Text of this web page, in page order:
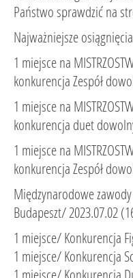
Państwo sprawdzić na
Najważniejsze
1 miejsce na
konkurencja Zespół
1 miejsce na
konkurencja duet
1 miejsce na
konkurencja Zespół
Międzynarodowe
Budapeszt/ 2023.07.02
1 miejsce/ Konkurencja
1 miejsce/ Konkurencja